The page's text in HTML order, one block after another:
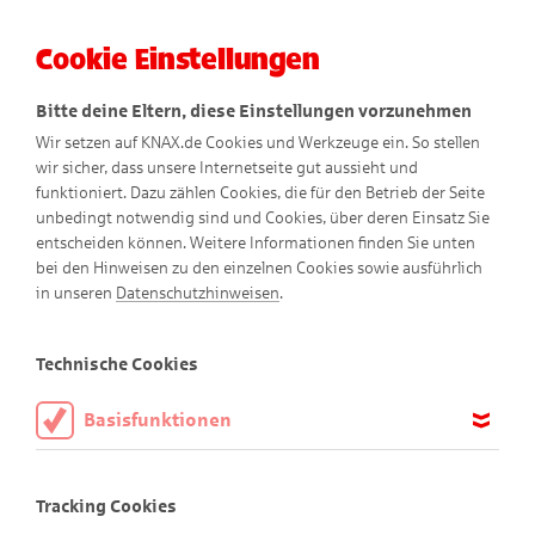
Tier-Comics
Cookie Einstellungen
Bitte deine Eltern, diese Einstellungen vorzunehmen
Wir setzen auf KNAX.de Cookies und Werkzeuge ein. So stellen
wir sicher, dass unsere Internetseite gut aussieht und
funktioniert. Dazu zählen Cookies, die für den Betrieb der Seite
unbedingt notwendig sind und Cookies, über deren Einsatz Sie
entscheiden können. Weitere Informationen finden Sie unten
bei den Hinweisen zu den einzelnen Cookies sowie ausführlich
in unseren Datenschutzhinweisen.
Technische Cookies
Basisfunktionen
aktiviert sein.
Tracking Cookies